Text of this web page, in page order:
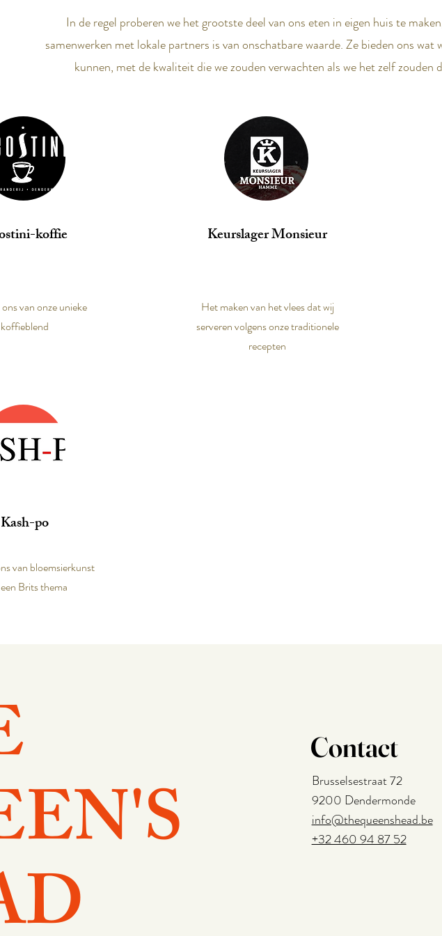
In de regel proberen we het grootste deel van ons eten in eigen huis te
samenwerken met lokale partners is van onschatbare waarde. Ze bieden ons wat
kunnen, met de kwaliteit die we zouden verwachten als we het zelf zouden
koffie
van onze unieke
koffieblend
Keurslager Monsieur
Het maken van het vlees dat wij
serveren volgens onze traditionele
recepten
Kash-po
van bloemsierkunst
Brits thema
Contact
Brusselsestraat 72
9200 Dendermonde
info@thequeenshead.be
+32 460 94 87 52